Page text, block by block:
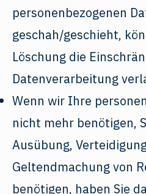
personenbezogenen
geschah/geschieht,
Löschung die
Datenverarbeitung
Wenn wir Ihre
nicht mehr benötigen,
Ausübung,
Geltendmachung von
benötigen, haben Sie